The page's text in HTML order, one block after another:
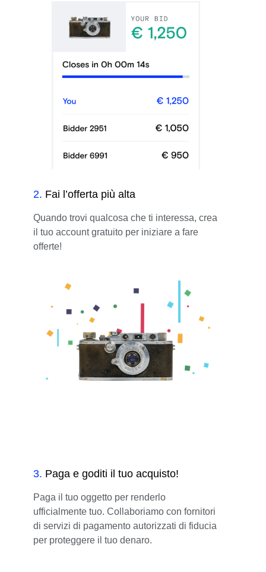
2. Fai l’offerta più alta
Quando trovi qualcosa che ti interessa, crea
il tuo account gratuito per iniziare a fare
offerte!
3. Paga e goditi il tuo acquisto!
Paga il tuo oggetto per renderlo
ufficialmente tuo. Collaboriamo con fornitori
di servizi di pagamento autorizzati di fiducia
per proteggere il tuo denaro.